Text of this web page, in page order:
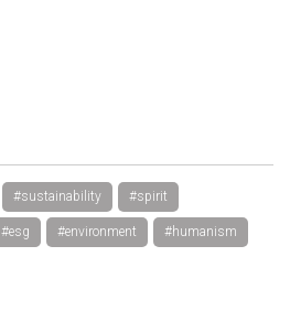
#sustainability #spirit
#esg #environment #humanism